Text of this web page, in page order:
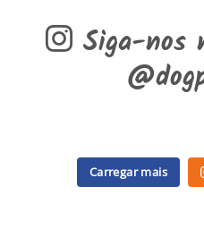
Siga-nos
Carregar mais